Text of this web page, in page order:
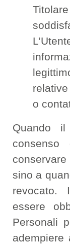
o
Quando
consenso
sino a
revocato.
essere
Personali